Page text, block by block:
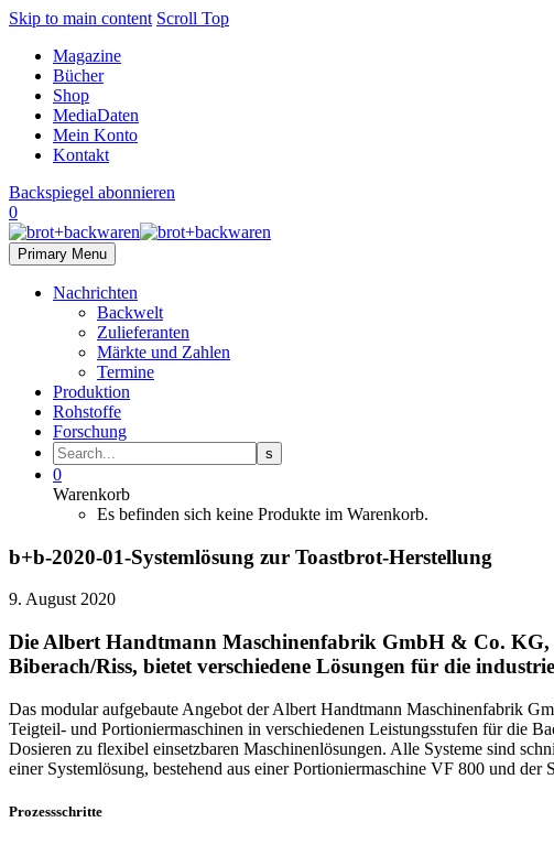
Skip to main content Scroll Top
Magazine
Bücher
Shop
MediaDaten
Mein Konto
Kontakt
Backspiegel abonnieren
0
Primary Menu
Nachrichten
Backwelt
Zulieferanten
Märkte und Zahlen
Termine
Produktion
Rohstoffe
Forschung
0
Warenkorb
Es befinden sich keine Produkte im Warenkorb.
b+b-2020-01-Systemlösung zur Toastbrot-Herstellung
9. August 2020
Die Albert Handtmann Maschinenfabrik GmbH & Co. KG,
Biberach/Riss, bietet verschiedene Lösungen für die
Das modular aufgebaute Angebot der Albert Handtmann Maschinenfabrik
Teigteil- und Portioniermaschinen in verschiedenen Leistungsstufen für die
Dosieren zu flexibel einsetzbaren Maschinenlösungen. Alle Systeme sind
einer Systemlösung, bestehend aus einer Portioniermaschine VF 800 und der
Prozessschritte